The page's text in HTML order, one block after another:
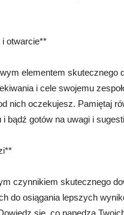
otwarcie**
elementem skutecznego
i cele swojemu
nich oczekujesz. Pamiętaj
i bądź gotów na uwagi i
czynnikiem skutecznego
do osiągania lepszych
się, co napędza